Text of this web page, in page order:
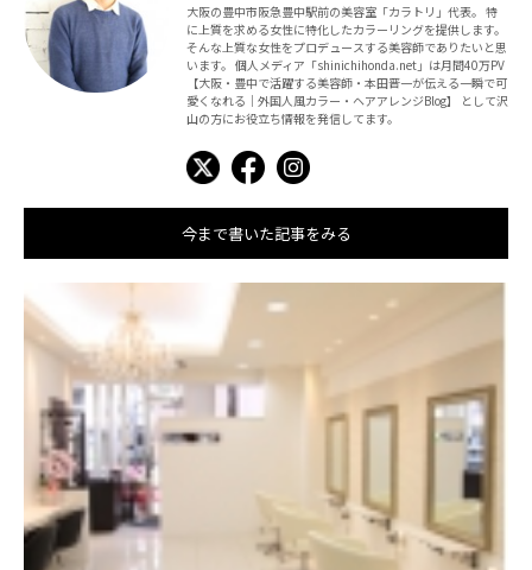
大阪の豊中市阪急豊中駅前の美容室「カラトリ」代表。 特
に上質を求める女性に特化したカラーリングを提供します。
そんな上質な女性をプロデュースする美容師でありたいと思
います。 個人メディア「shinichihonda.net」は月間40万PV
【大阪・豊中で活躍する美容師・本田晋一が伝える一瞬で可
愛くなれる｜外国人風カラー・ヘアアレンジBlog】 として沢
山の方にお役立ち情報を発信してます。
今まで書いた記事をみる